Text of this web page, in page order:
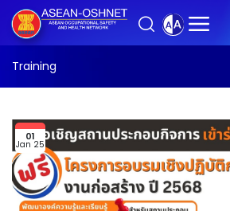
Training
01
Jan 25